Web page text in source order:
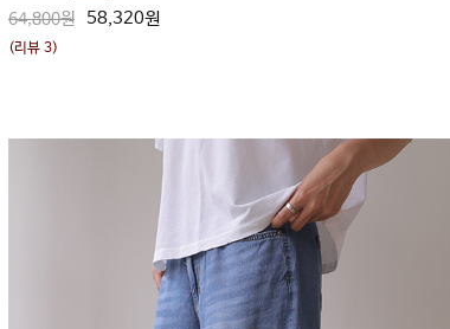
64,800원 58,320원
(리뷰 3)